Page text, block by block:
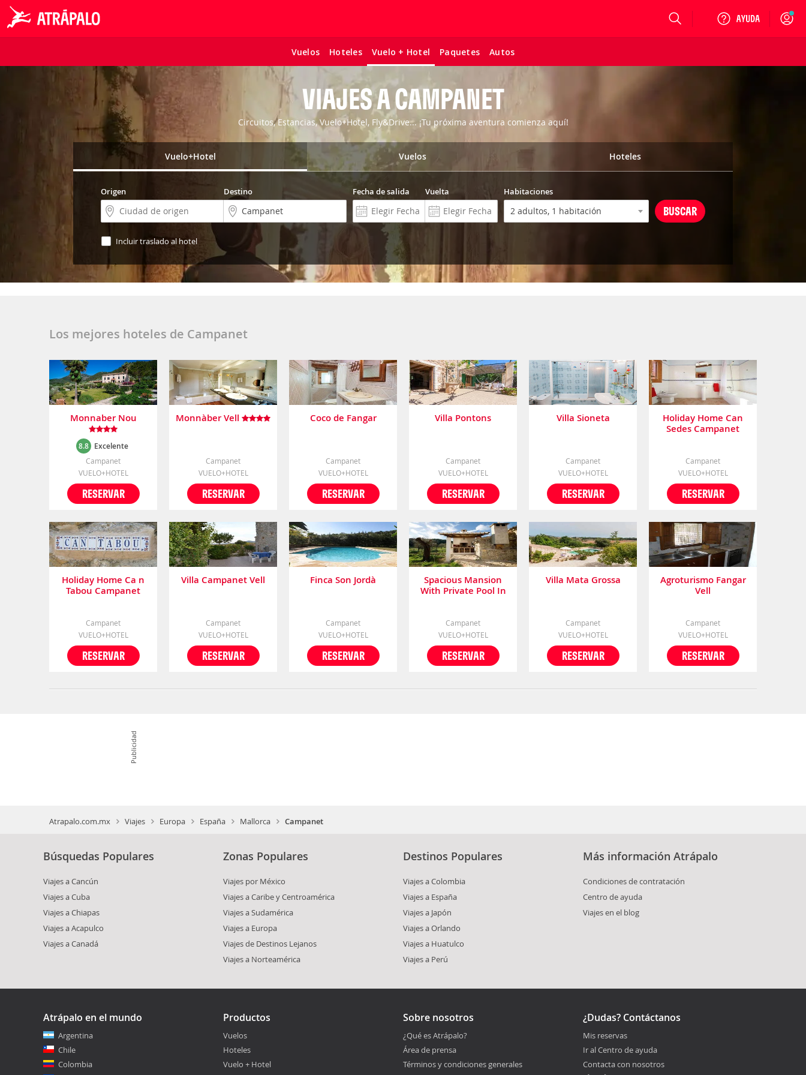
Vuelos Hoteles Vuelo + Hotel Paquetes Autos
Login
VIAJES A CAMPANET
Circuitos, Estancias, Vuelo+Hotel, Fly&Drive... ¡Tu próxima aventura comienza aquí!
Vuelo+Hotel Vuelos Hoteles
Origen Destino Fecha de salida Vuelta Habitaciones
Incluir traslado al hotel
Los mejores hoteles de Campanet
Monnaber Nou
8.8 Excelente
Campanet
VUELO+HOTEL
RESERVAR
Monnàber Vell
Campanet
VUELO+HOTEL
RESERVAR
Coco de Fangar
Campanet
VUELO+HOTEL
RESERVAR
Villa Pontons
Campanet
VUELO+HOTEL
RESERVAR
Villa Sioneta
Campanet
VUELO+HOTEL
RESERVAR
Holiday Home Can
Sedes Campanet
Campanet
VUELO+HOTEL
RESERVAR
Holiday Home Ca n
Tabou Campanet
Campanet
VUELO+HOTEL
RESERVAR
Villa Campanet Vell
Campanet
VUELO+HOTEL
RESERVAR
Finca Son Jordà
Campanet
VUELO+HOTEL
RESERVAR
Spacious Mansion
With Private Pool In
Campanet
VUELO+HOTEL
RESERVAR
Villa Mata Grossa
Campanet
VUELO+HOTEL
RESERVAR
Agroturismo Fangar
Vell
Campanet
VUELO+HOTEL
RESERVAR
Publicidad
Atrapalo.com.mx Viajes Europa España Mallorca Campanet
Búsquedas Populares
Viajes a Cancún
Viajes a Cuba
Viajes a Chiapas
Viajes a Acapulco
Viajes a Canadá
Zonas Populares
Viajes por México
Viajes a Caribe y Centroamérica
Viajes a Sudamérica
Viajes a Europa
Viajes de Destinos Lejanos
Viajes a Norteamérica
Destinos Populares
Viajes a Colombia
Viajes a España
Viajes a Japón
Viajes a Orlando
Viajes a Huatulco
Viajes a Perú
Más información Atrápalo
Condiciones de contratación
Centro de ayuda
Viajes en el blog
Atrápalo en el mundo
Argentina
Chile
Colombia
Productos
Vuelos
Hoteles
Vuelo + Hotel
Sobre nosotros
¿Qué es Atrápalo?
Área de prensa
Términos y condiciones generales
¿Dudas? Contáctanos
Mis reservas
Ir al Centro de ayuda
Contacta con nosotros